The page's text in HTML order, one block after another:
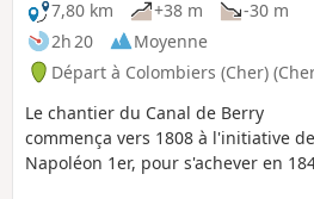
7,80 km
+38 m
-30 m
2h 20
Moyenne
Départ à Colombiers (Cher)
Le chantier du Canal de Berry
commença vers 1808 à l'initiative de
Napoléon 1er, pour s'achever en